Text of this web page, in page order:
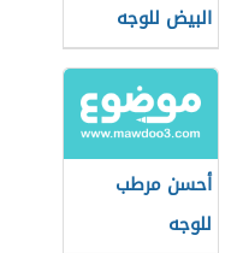
البيض للوجه
أحسن مرطب
للوجه